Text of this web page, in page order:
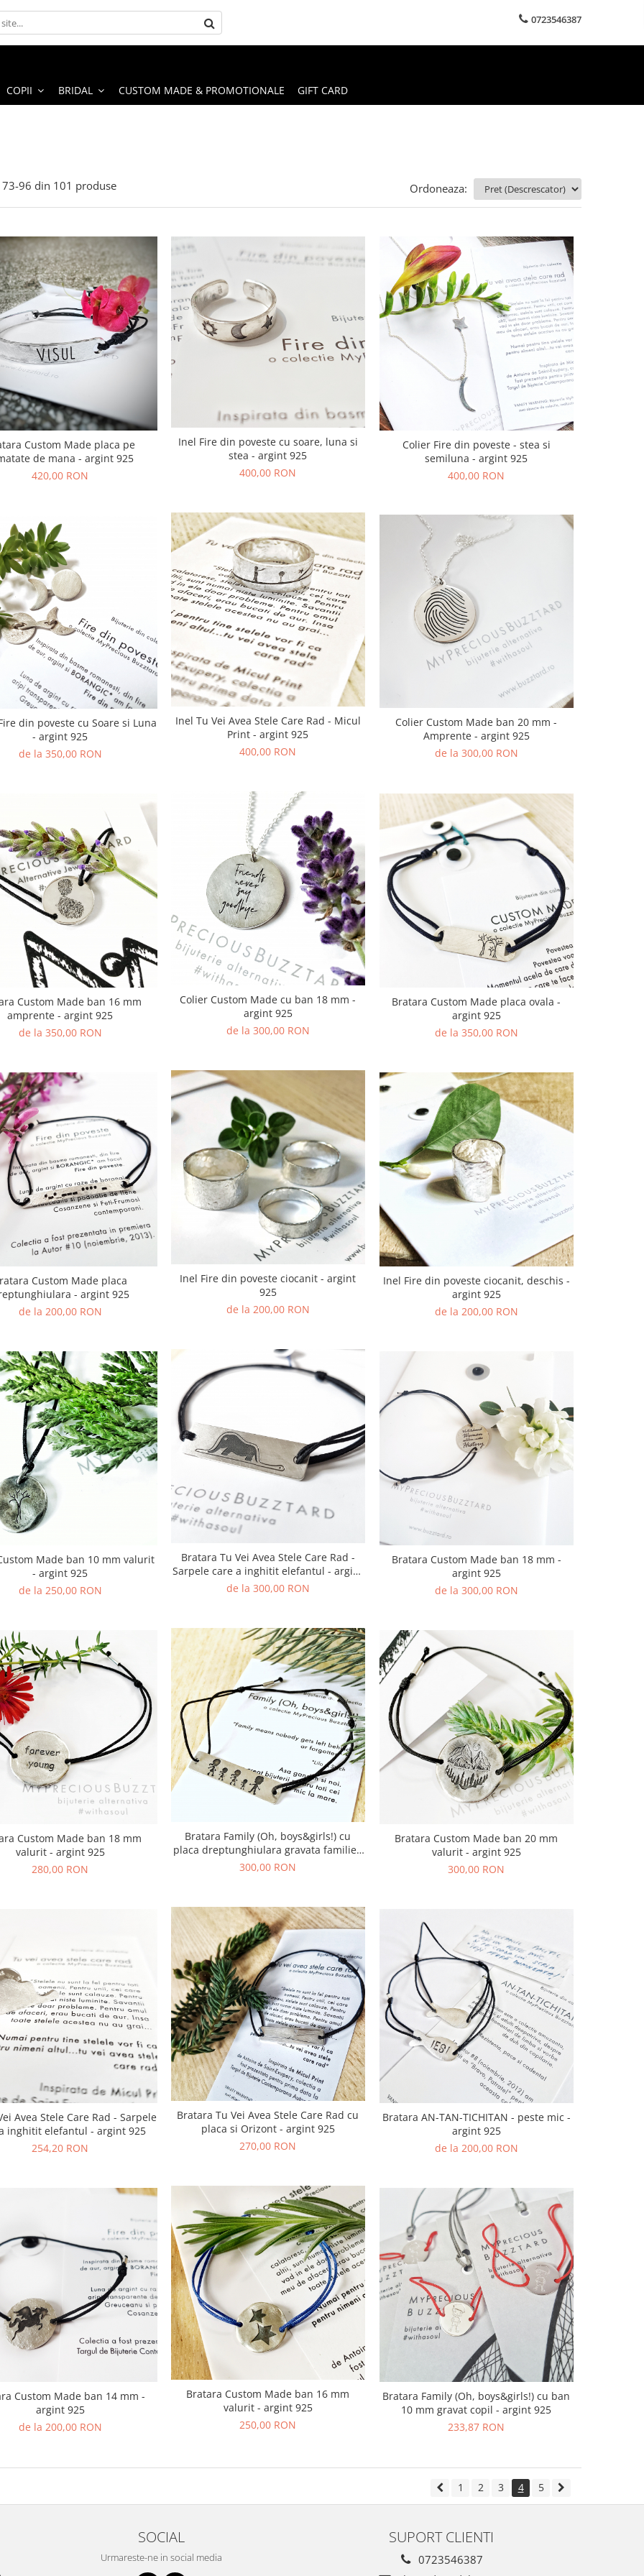
0723546387
COPII BRIDAL CUSTOM MADE & PROMOTIONALE GIFT CARD
73-96 din 101 produse Ordoneaza:
Custom Made placa pe
de mana - argint 925
420,00 RON
Inel Fire din poveste cu soare, luna si
stea - argint 925
400,00 RON
Colier Fire din poveste - stea si
semiluna - argint 925
400,00 RON
Inel Tu Vei Avea Stele Care Rad - Micul
Print - argint 925
400,00 RON
din poveste cu Soare si Luna
- argint 925
de la 350,00 RON
Colier Custom Made ban 20 mm -
Amprente - argint 925
de la 300,00 RON
Colier Custom Made cu ban 18 mm -
argint 925
de la 300,00 RON
Bratara Custom Made placa ovala -
argint 925
de la 350,00 RON
Custom Made ban 16 mm
amprente - argint 925
de la 350,00 RON
Inel Fire din poveste ciocanit - argint
925
de la 200,00 RON
Inel Fire din poveste ciocanit, deschis -
argint 925
de la 200,00 RON
Custom Made placa
- argint 925
de la 200,00 RON
Bratara Tu Vei Avea Stele Care Rad -
Sarpele care a inghitit elefantul - argint
925
de la 300,00 RON
Bratara Custom Made ban 18 mm -
argint 925
de la 300,00 RON
Made ban 10 mm valurit
- argint 925
de la 250,00 RON
Bratara Family (Oh, boys&girls!) cu
placa dreptunghiulara gravata familie -
argint 925
300,00 RON
Bratara Custom Made ban 20 mm
valurit - argint 925
300,00 RON
Custom Made ban 18 mm
valurit - argint 925
280,00 RON
Bratara Tu Vei Avea Stele Care Rad cu
placa si Orizont - argint 925
270,00 RON
Bratara AN-TAN-TICHITAN - peste mic -
argint 925
de la 200,00 RON
Avea Stele Care Rad - Sarpele
inghitit elefantul - argint 925
254,20 RON
Bratara Custom Made ban 16 mm
valurit - argint 925
250,00 RON
Bratara Family (Oh, boys&girls!) cu ban
10 mm gravat copil - argint 925
233,87 RON
Custom Made ban 14 mm -
argint 925
de la 200,00 RON
1 2 3 4 5
SOCIAL
Urmareste-ne in social media
SUPORT CLIENTI
0723546387